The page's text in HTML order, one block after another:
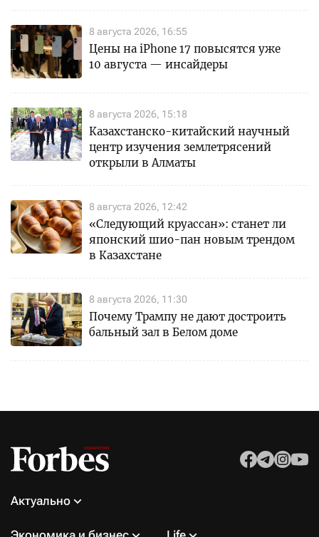
8 августа 2026, 16:55
Цены на iPhone 17 повысятся уже
10 августа — инсайдеры
8 августа 2026, 15:18
Казахстанско-китайский научный
центр изучения землетрясений
открыли в Алматы
8 августа 2026, 12:42
«Следующий круассан»: станет ли
японский шио-пан новым трендом
в Казахстане
8 августа 2026, 11:30
Почему Трампу не дают достроить
бальный зал в Белом доме
Актуально